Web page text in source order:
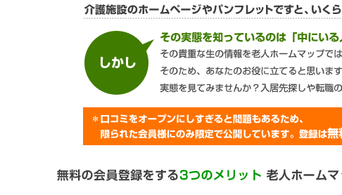
＜個人情報苦情及び相談窓口＞
株式会社クリエイターズネクスト個人情報保護管理者 窪田望
TEL:0120-21-7070
（受付時間 10時～19時 土日祝日除く・営業のお電話はお断りい